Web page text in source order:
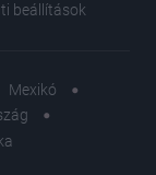
beállítások
Mexikó